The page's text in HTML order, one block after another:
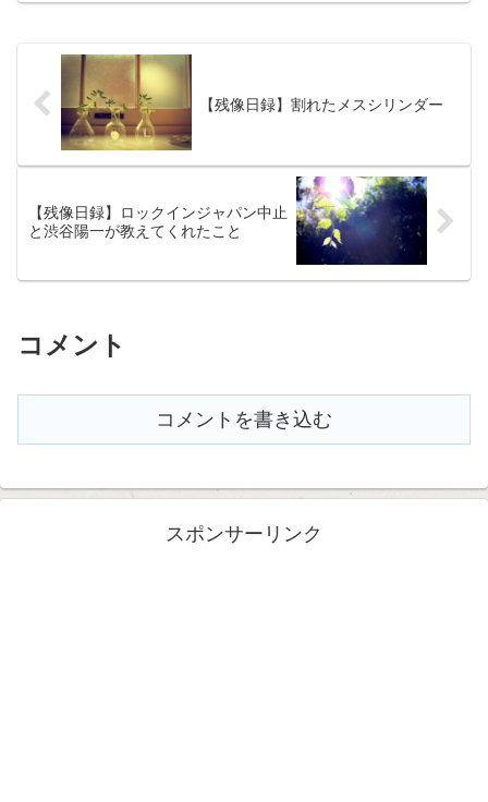
【残像日録】割れたメスシリンダー
【残像日録】ロックインジャパン中止
と渋谷陽一が教えてくれたこと
コメント
コメントを書き込む
スポンサーリンク